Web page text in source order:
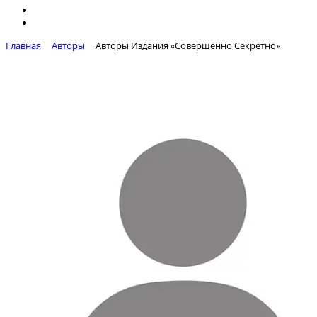
Главная Авторы Авторы Издания «Совершенно Секретно»